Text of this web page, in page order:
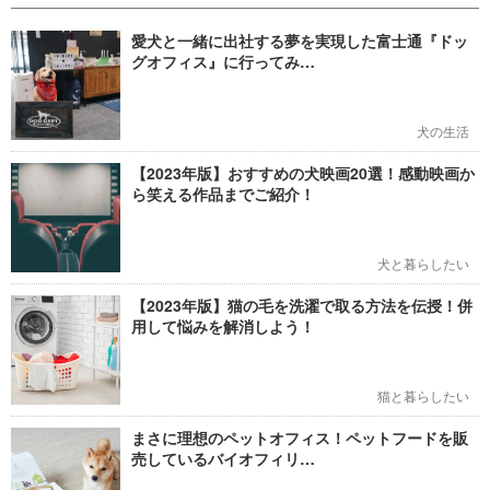
愛犬と一緒に出社する夢を実現した富士通『ドッ
グオフィス』に行ってみ…
犬の生活
【2023年版】おすすめの犬映画20選！感動映画か
ら笑える作品までご紹介！
犬と暮らしたい
【2023年版】猫の毛を洗濯で取る方法を伝授！併
用して悩みを解消しよう！
猫と暮らしたい
まさに理想のペットオフィス！ペットフードを販
売しているバイオフィリ…